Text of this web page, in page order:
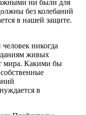
никогда
живых
мира. Какими бы
в